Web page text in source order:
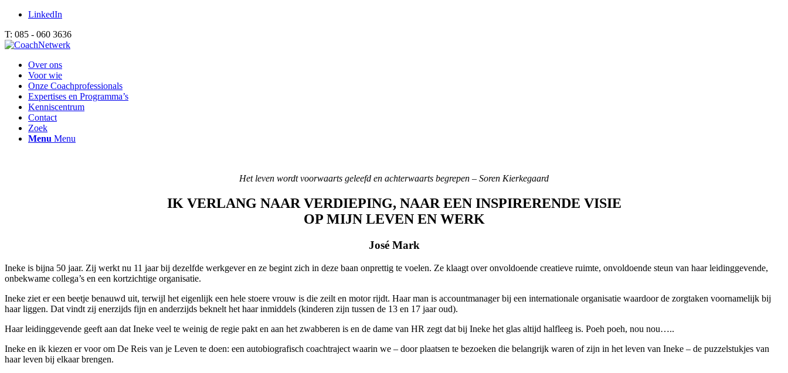
LinkedIn
T: 085 - 060 3636
Over ons
Voor wie
Onze Coachprofessionals
Expertises en Programma’s
Kenniscentrum
Contact
Zoek
Menu Menu
Het leven wordt voorwaarts geleefd en achterwaarts begrepen – Soren Kierkegaard
IK VERLANG NAAR VERDIEPING, NAAR EEN INSPIRERENDE VISIE
OP MIJN LEVEN EN WERK
José Mark
Ineke is bijna 50 jaar. Zij werkt nu 11 jaar bij dezelfde werkgever en ze begint zich in deze baan onprettig te voelen. Ze klaagt over onvoldoende creatieve ruimte, onvoldoende steun van haar leidinggevende,
onbekwame collega’s en een kortzichtige organisatie.
Ineke ziet er een beetje benauwd uit, terwijl het eigenlijk een hele stoere vrouw is die zeilt en motor rijdt. Haar man is accountmanager bij een internationale organisatie waardoor de zorgtaken voornamelijk bij
haar liggen. Dat vindt zij enerzijds fijn en anderzijds beknelt het haar inmiddels (kinderen zijn tussen de 13 en 17 jaar oud).
Haar leidinggevende geeft aan dat Ineke veel te weinig de regie pakt en aan het zwabberen is en de dame van HR zegt dat bij Ineke het glas altijd halfleeg is. Poeh poeh, nou nou…..
Ineke en ik kiezen er voor om De Reis van je Leven te doen: een autobiografisch coachtraject waarin we – door plaatsen te bezoeken die belangrijk waren of zijn in het leven van Ineke – de puzzelstukjes van
haar leven bij elkaar brengen.